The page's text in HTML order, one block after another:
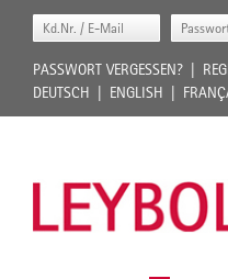
PASSWORT VERGESSEN?
DEUTSCH
ENGLISH